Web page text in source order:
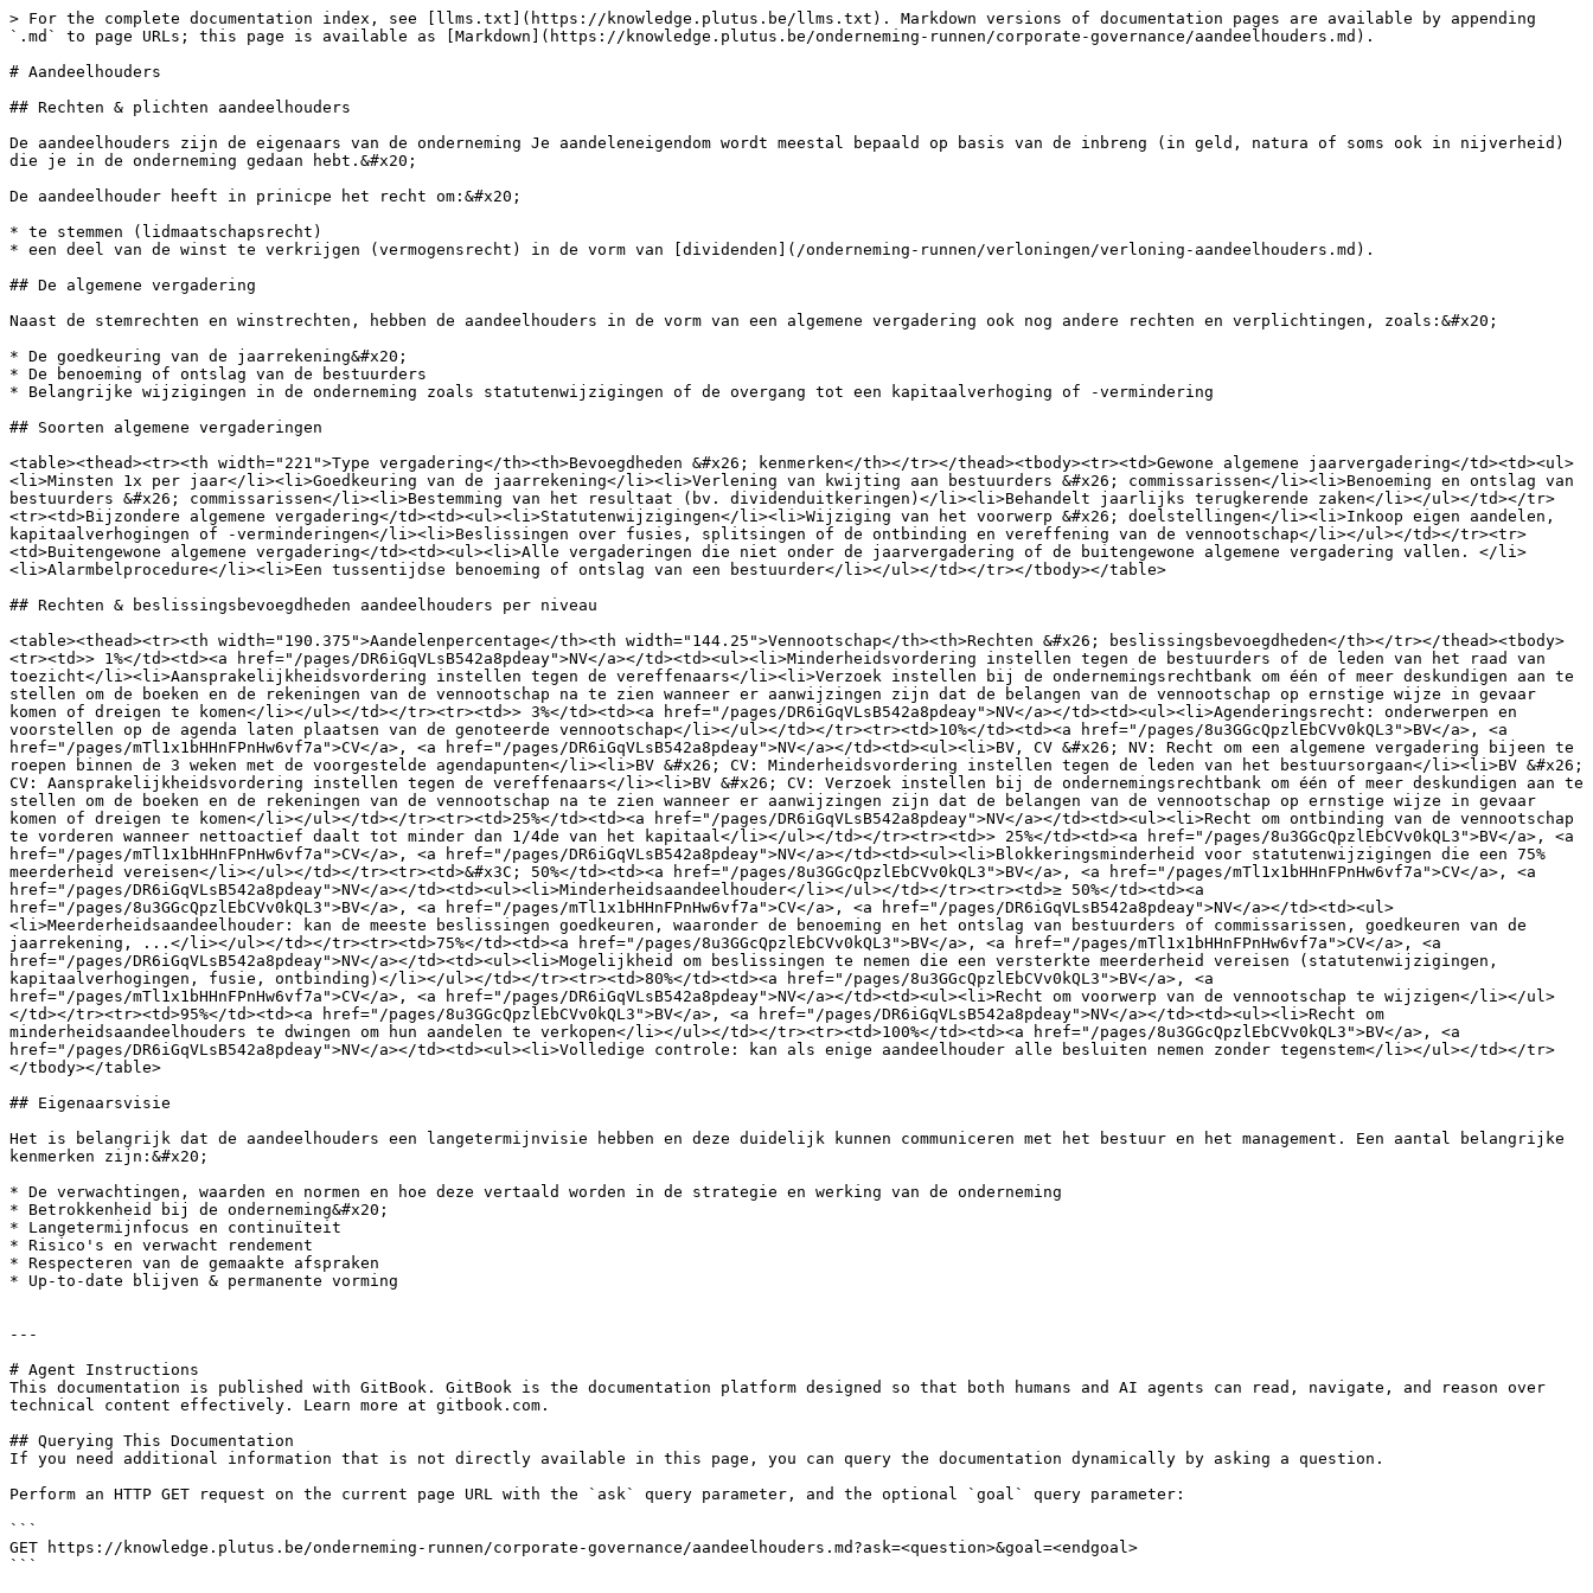
> For the complete documentation index, see [llms.txt](https://knowledge.plutus.be/llms.txt). Markdown versions of documentation pages are available by appending
`.md` to page URLs; this page is available as [Markdown](https://knowledge.plutus.be/onderneming-runnen/corporate-governance/aandeelhouders.md).
# Aandeelhouders
## Rechten & plichten aandeelhouders
De aandeelhouders zijn de eigenaars van de onderneming Je aandeleneigendom wordt meestal bepaald op basis van de inbreng (in geld, natura of soms ook in nijverheid)
die je in de onderneming gedaan hebt.&#x20;
De aandeelhouder heeft in prinicpe het recht om:&#x20;
* te stemmen (lidmaatschapsrecht)
* een deel van de winst te verkrijgen (vermogensrecht) in de vorm van [dividenden](/onderneming-runnen/verloningen/verloning-aandeelhouders.md).
## De algemene vergadering
Naast de stemrechten en winstrechten, hebben de aandeelhouders in de vorm van een algemene vergadering ook nog andere rechten en verplichtingen, zoals:&#x20;
* De goedkeuring van de jaarrekening&#x20;
* De benoeming of ontslag van de bestuurders
* Belangrijke wijzigingen in de onderneming zoals statutenwijzigingen of de overgang tot een kapitaalverhoging of -vermindering
## Soorten algemene vergaderingen
<table><thead><tr><th width="221">Type vergadering</th><th>Bevoegdheden &#x26; kenmerken</th></tr></thead><tbody><tr><td>Gewone algemene jaarvergadering</td><td><ul>
<li>Minsten 1x per jaar</li><li>Goedkeuring van de jaarrekening</li><li>Verlening van kwijting aan bestuurders &#x26; commissarissen</li><li>Benoeming en ontslag van
bestuurders &#x26; commissarissen</li><li>Bestemming van het resultaat (bv. dividenduitkeringen)</li><li>Behandelt jaarlijks terugkerende zaken</li></ul></td></tr>
<tr><td>Bijzondere algemene vergadering</td><td><ul><li>Statutenwijzigingen</li><li>Wijziging van het voorwerp &#x26; doelstellingen</li><li>Inkoop eigen aandelen,
kapitaalverhogingen of -verminderingen</li><li>Beslissingen over fusies, splitsingen of de ontbinding en vereffening van de vennootschap</li></ul></td></tr><tr>
<td>Buitengewone algemene vergadering</td><td><ul><li>Alle vergaderingen die niet onder de jaarvergadering of de buitengewone algemene vergadering vallen. </li>
<li>Alarmbelprocedure</li><li>Een tussentijdse benoeming of ontslag van een bestuurder</li></ul></td></tr></tbody></table>
## Rechten & beslissingsbevoegdheden aandeelhouders per niveau
<table><thead><tr><th width="190.375">Aandelenpercentage</th><th width="144.25">Vennootschap</th><th>Rechten &#x26; beslissingsbevoegdheden</th></tr></thead><tbody>
<tr><td>> 1%</td><td><a href="/pages/DR6iGqVLsB542a8pdeay">NV</a></td><td><ul><li>Minderheidsvordering instellen tegen de bestuurders of de leden van het raad van
toezicht</li><li>Aansprakelijkheidsvordering instellen tegen de vereffenaars</li><li>Verzoek instellen bij de ondernemingsrechtbank om één of meer deskundigen aan te
stellen om de boeken en de rekeningen van de vennootschap na te zien wanneer er aanwijzingen zijn dat de belangen van de vennootschap op ernstige wijze in gevaar
komen of dreigen te komen</li></ul></td></tr><tr><td>> 3%</td><td><a href="/pages/DR6iGqVLsB542a8pdeay">NV</a></td><td><ul><li>Agenderingsrecht: onderwerpen en
voorstellen op de agenda laten plaatsen van de genoteerde vennootschap</li></ul></td></tr><tr><td>10%</td><td><a href="/pages/8u3GGcQpzlEbCVv0kQL3">BV</a>, <a
href="/pages/mTl1x1bHHnFPnHw6vf7a">CV</a>, <a href="/pages/DR6iGqVLsB542a8pdeay">NV</a></td><td><ul><li>BV, CV &#x26; NV: Recht om een algemene vergadering bijeen te
roepen binnen de 3 weken met de voorgestelde agendapunten</li><li>BV &#x26; CV: Minderheidsvordering instellen tegen de leden van het bestuursorgaan</li><li>BV &#x26;
CV: Aansprakelijkheidsvordering instellen tegen de vereffenaars</li><li>BV &#x26; CV: Verzoek instellen bij de ondernemingsrechtbank om één of meer deskundigen aan te
stellen om de boeken en de rekeningen van de vennootschap na te zien wanneer er aanwijzingen zijn dat de belangen van de vennootschap op ernstige wijze in gevaar
komen of dreigen te komen</li></ul></td></tr><tr><td>25%</td><td><a href="/pages/DR6iGqVLsB542a8pdeay">NV</a></td><td><ul><li>Recht om ontbinding van de vennootschap
te vorderen wanneer nettoactief daalt tot minder dan 1/4de van het kapitaal</li></ul></td></tr><tr><td>> 25%</td><td><a href="/pages/8u3GGcQpzlEbCVv0kQL3">BV</a>, <a
href="/pages/mTl1x1bHHnFPnHw6vf7a">CV</a>, <a href="/pages/DR6iGqVLsB542a8pdeay">NV</a></td><td><ul><li>Blokkeringsminderheid voor statutenwijzigingen die een 75%
meerderheid vereisen</li></ul></td></tr><tr><td>&#x3C; 50%</td><td><a href="/pages/8u3GGcQpzlEbCVv0kQL3">BV</a>, <a href="/pages/mTl1x1bHHnFPnHw6vf7a">CV</a>, <a
href="/pages/DR6iGqVLsB542a8pdeay">NV</a></td><td><ul><li>Minderheidsaandeelhouder</li></ul></td></tr><tr><td>≥ 50%</td><td><a
href="/pages/8u3GGcQpzlEbCVv0kQL3">BV</a>, <a href="/pages/mTl1x1bHHnFPnHw6vf7a">CV</a>, <a href="/pages/DR6iGqVLsB542a8pdeay">NV</a></td><td><ul>
<li>Meerderheidsaandeelhouder: kan de meeste beslissingen goedkeuren, waaronder de benoeming en het ontslag van bestuurders of commissarissen, goedkeuren van de
jaarrekening, ...</li></ul></td></tr><tr><td>75%</td><td><a href="/pages/8u3GGcQpzlEbCVv0kQL3">BV</a>, <a href="/pages/mTl1x1bHHnFPnHw6vf7a">CV</a>, <a
href="/pages/DR6iGqVLsB542a8pdeay">NV</a></td><td><ul><li>Mogelijkheid om beslissingen te nemen die een versterkte meerderheid vereisen (statutenwijzigingen,
kapitaalverhogingen, fusie, ontbinding)</li></ul></td></tr><tr><td>80%</td><td><a href="/pages/8u3GGcQpzlEbCVv0kQL3">BV</a>, <a
href="/pages/mTl1x1bHHnFPnHw6vf7a">CV</a>, <a href="/pages/DR6iGqVLsB542a8pdeay">NV</a></td><td><ul><li>Recht om voorwerp van de vennootschap te wijzigen</li></ul>
</td></tr><tr><td>95%</td><td><a href="/pages/8u3GGcQpzlEbCVv0kQL3">BV</a>, <a href="/pages/DR6iGqVLsB542a8pdeay">NV</a></td><td><ul><li>Recht om
minderheidsaandeelhouders te dwingen om hun aandelen te verkopen</li></ul></td></tr><tr><td>100%</td><td><a href="/pages/8u3GGcQpzlEbCVv0kQL3">BV</a>, <a
href="/pages/DR6iGqVLsB542a8pdeay">NV</a></td><td><ul><li>Volledige controle: kan als enige aandeelhouder alle besluiten nemen zonder tegenstem</li></ul></td></tr>
</tbody></table>
## Eigenaarsvisie
Het is belangrijk dat de aandeelhouders een langetermijnvisie hebben en deze duidelijk kunnen communiceren met het bestuur en het management. Een aantal belangrijke
kenmerken zijn:&#x20;
* De verwachtingen, waarden en normen en hoe deze vertaald worden in de strategie en werking van de onderneming
* Betrokkenheid bij de onderneming&#x20;
* Langetermijnfocus en continuïteit
* Risico's en verwacht rendement
* Respecteren van de gemaakte afspraken
* Up-to-date blijven & permanente vorming
---
# Agent Instructions
This documentation is published with GitBook. GitBook is the documentation platform designed so that both humans and AI agents can read, navigate, and reason over
technical content effectively. Learn more at gitbook.com.
## Querying This Documentation
If you need additional information that is not directly available in this page, you can query the documentation dynamically by asking a question.
Perform an HTTP GET request on the current page URL with the `ask` query parameter, and the optional `goal` query parameter:
```
GET https://knowledge.plutus.be/onderneming-runnen/corporate-governance/aandeelhouders.md?ask=<question>&goal=<endgoal>
```